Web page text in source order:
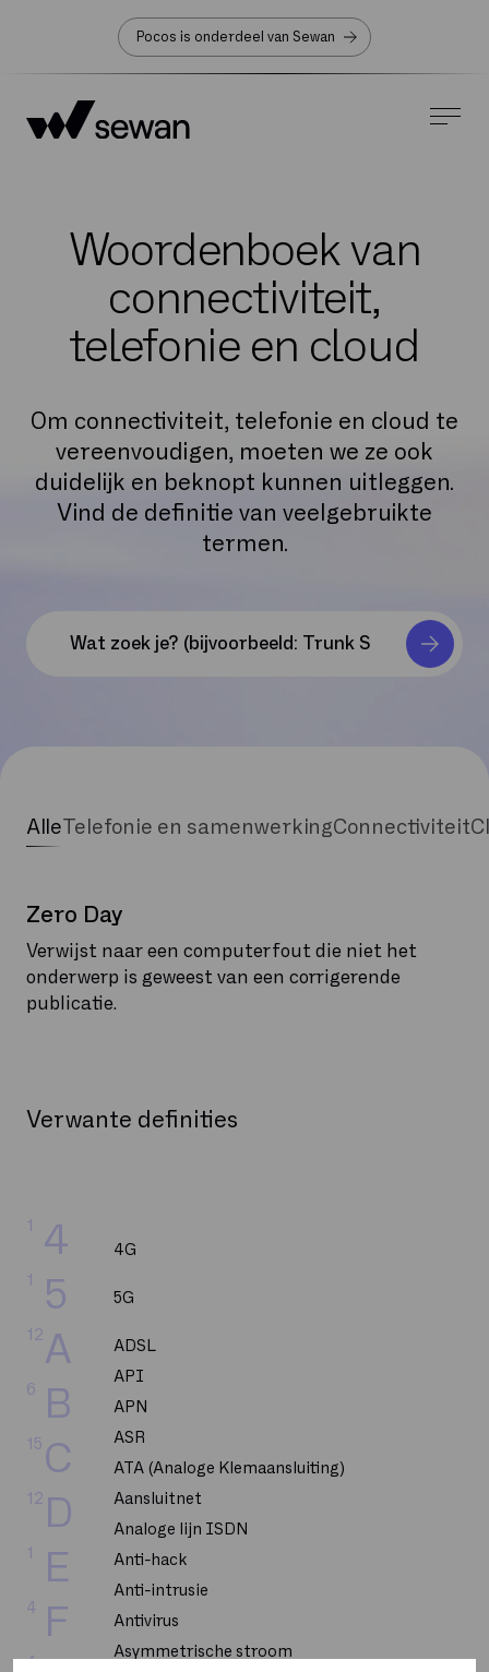
Pocos is onderdeel van Sewan
Woordenboek van
connectiviteit,
telefonie en cloud
Om connectiviteit, telefonie en cloud te
vereenvoudigen, moeten we ze ook
duidelijk en beknopt kunnen uitleggen.
Vind de definitie van veelgebruikte
termen.
AlleTelefonie en samenwerkingConnectiviteit
4
1
5
1
A
12
B
6
C
15
D
12
E
1
F
4
4
4G
5G
ADSL
API
APN
ASR
ATA (Analoge Klemaansluiting)
Aansluitnet
Analoge lijn ISDN
Anti-hack
Anti-intrusie
Antivirus
Asymmetrische stroom
Zero Day
Verwijst naar een computerfout die niet het
onderwerp is geweest van een corrigerende
publicatie.
Verwante definities